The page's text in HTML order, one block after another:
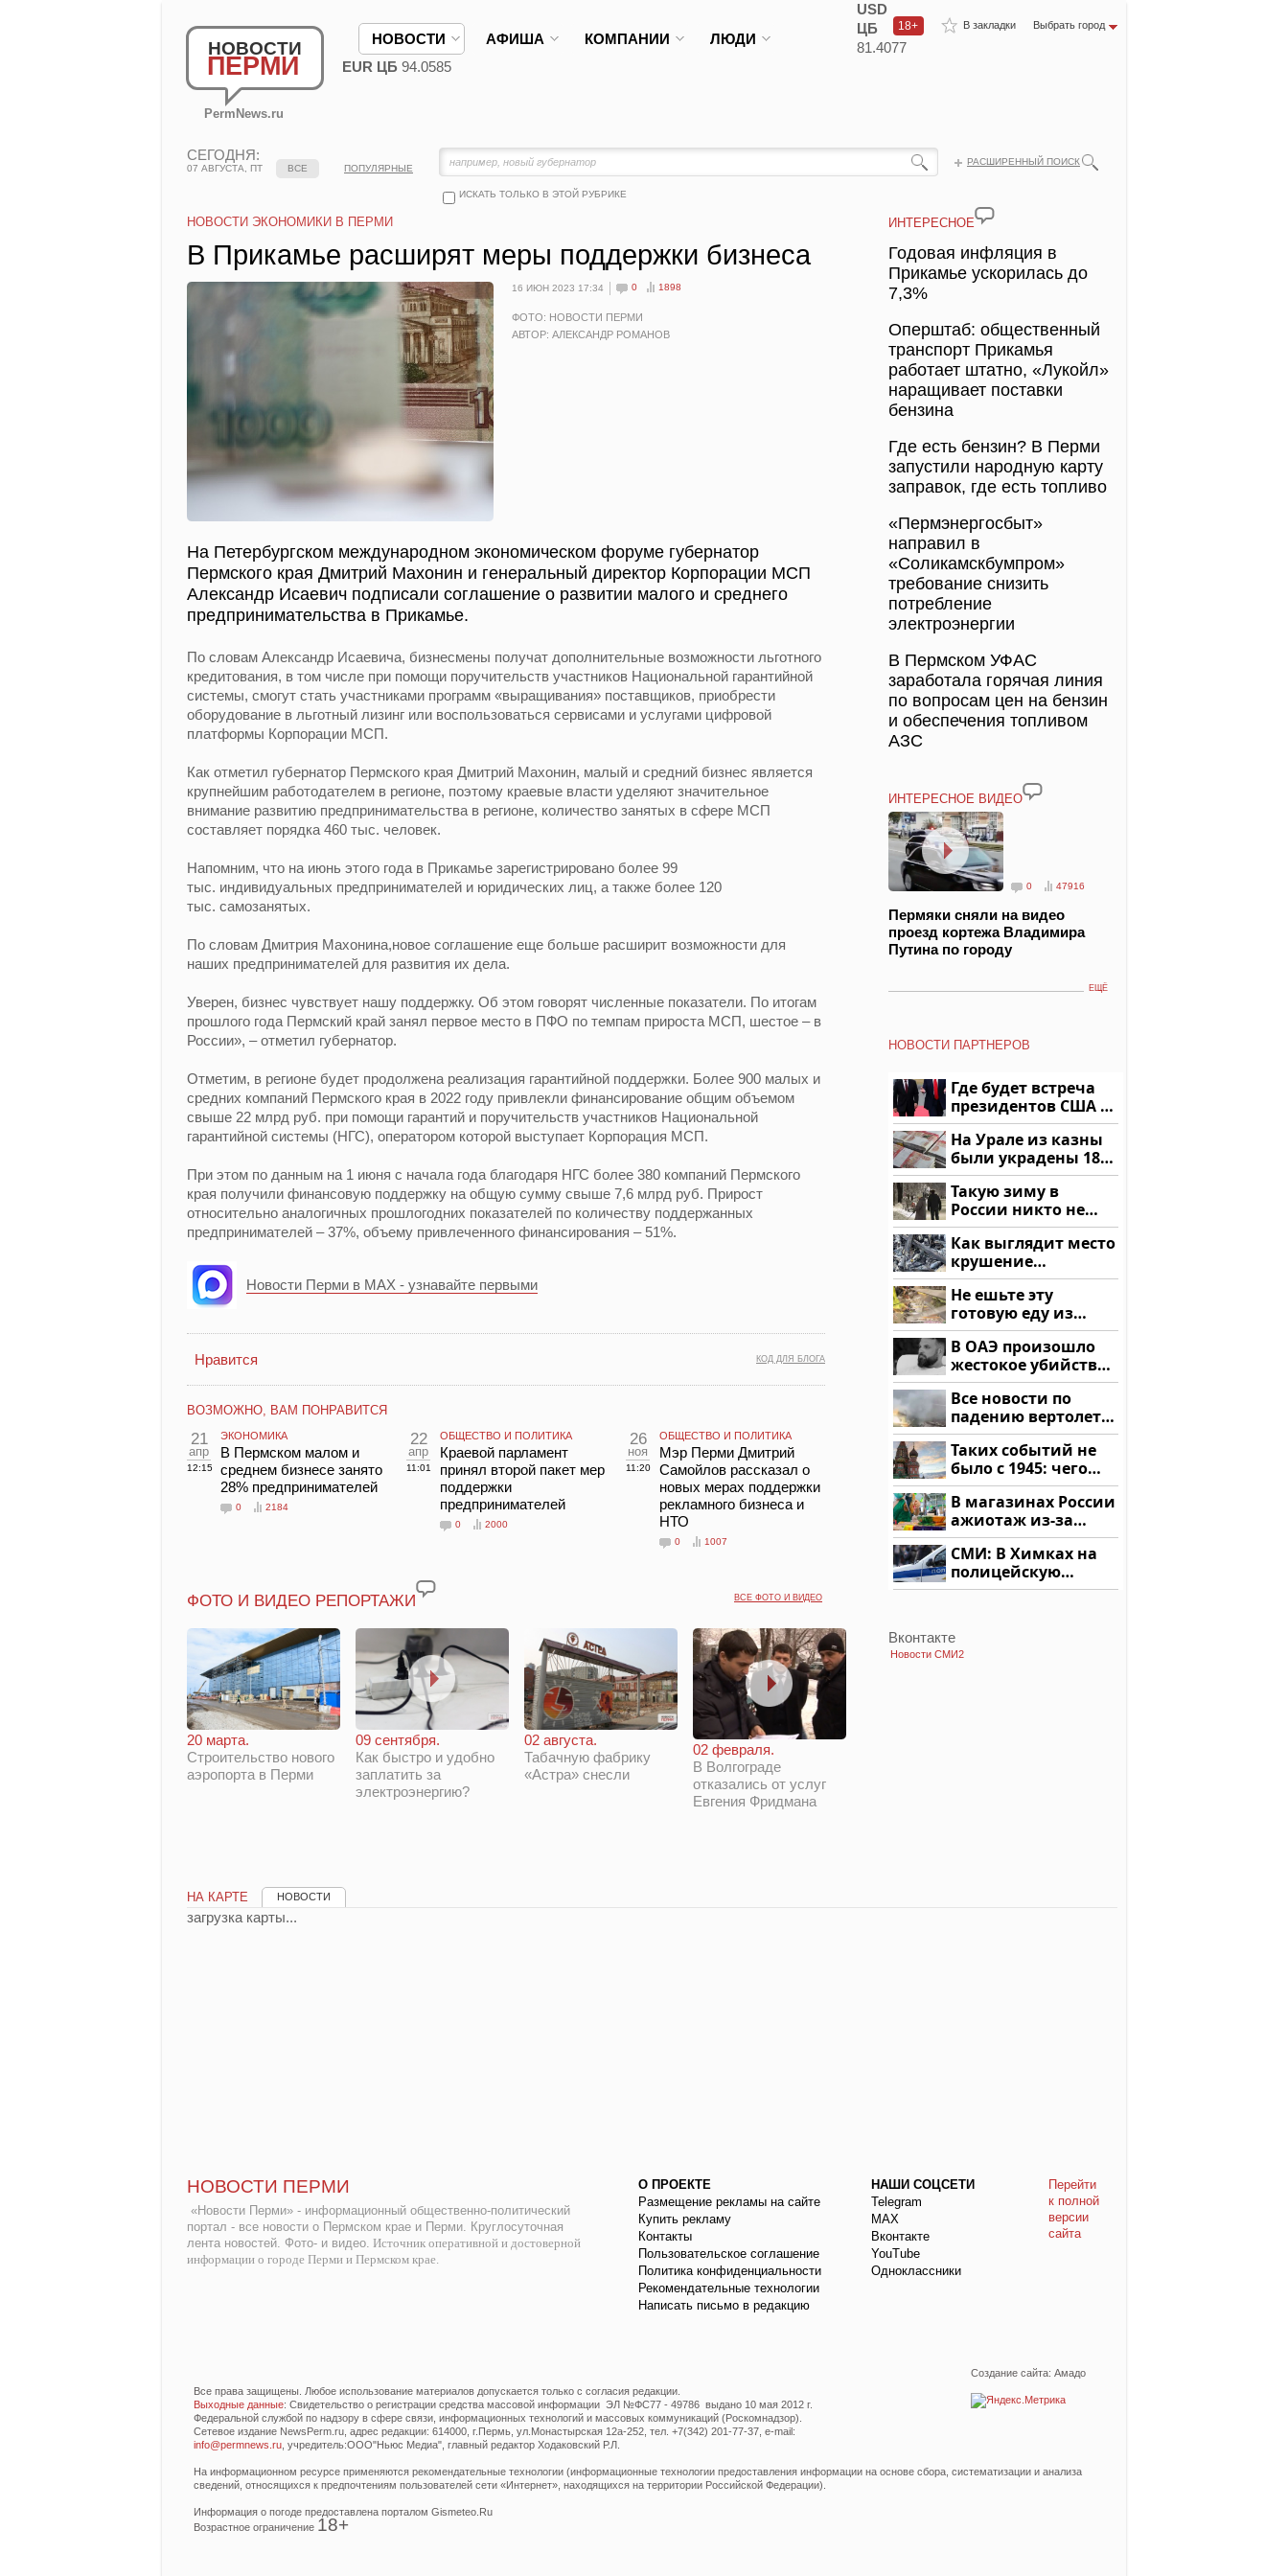
НОВОСТИ
ПЕРМИ
PermNews.ru
В закладки Выбрать город
18+
НОВОСТИ АФИША КОМПАНИИ ЛЮДИ
USD
ЦБ
81.4077
EUR ЦБ 94.0585
СЕГОДНЯ:
07 АВГУСТА, ПТ
РАСШИРЕННЫЙ ПОИСК
ИСКАТЬ ТОЛЬКО В ЭТОЙ РУБРИКЕ
ВСЕ ПОПУЛЯРНЫЕ
НОВОСТИ ЭКОНОМИКИ В ПЕРМИ
В Прикамье расширят меры поддержки бизнеса
16 ИЮН 2023 17:34 0 1898
ФОТО: НОВОСТИ ПЕРМИ
АВТОР: АЛЕКСАНДР РОМАНОВ
На Петербургском международном экономическом форуме губернатор
Пермского края Дмитрий Махонин и генеральный директор Корпорации МСП
Александр Исаевич подписали соглашение о развитии малого и среднего
предпринимательства в Прикамье.
По словам Александр Исаевича, бизнесмены получат дополнительные возможности льготного
кредитования, в том числе при помощи поручительств участников Национальной гарантийной
системы, смогут стать участниками программ «выращивания» поставщиков, приобрести
оборудование в льготный лизинг или воспользоваться сервисами и услугами цифровой
платформы Корпорации МСП.
Как отметил губернатор Пермского края Дмитрий Махонин, малый и средний бизнес является
крупнейшим работодателем в регионе, поэтому краевые власти уделяют значительное
внимание развитию предпринимательства в регионе, количество занятых в сфере МСП
составляет порядка 460 тыс. человек.
Напомним, что на июнь этого года в Прикамье зарегистрировано более 99
тыс. индивидуальных предпринимателей и юридических лиц, а также более 120
тыс. самозанятых.
По словам Дмитрия Махонина,новое соглашение еще больше расширит возможности для
наших предпринимателей для развития их дела.
Уверен, бизнес чувствует нашу поддержку. Об этом говорят численные показатели. По итогам
прошлого года Пермский край занял первое место в ПФО по темпам прироста МСП, шестое – в
России», – отметил губернатор.
Отметим, в регионе будет продолжена реализация гарантийной поддержки. Более 900 малых и
средних компаний Пермского края в 2022 году привлекли финансирование общим объемом
свыше 22 млрд руб. при помощи гарантий и поручительств участников Национальной
гарантийной системы (НГС), оператором которой выступает Корпорация МСП.
При этом по данным на 1 июня с начала года благодаря НГС более 380 компаний Пермского
края получили финансовую поддержку на общую сумму свыше 7,6 млрд руб. Прирост
относительно аналогичных прошлогодних показателей по количеству поддержанных
предпринимателей – 37%, объему привлеченного финансирования – 51%.
Новости Перми в MAX - узнавайте первыми
КОД ДЛЯ БЛОГА
Нравится
ВОЗМОЖНО, ВАМ ПОНРАВИТСЯ
21
апр
12:15
ЭКОНОМИКА
В Пермском малом и
среднем бизнесе занято
28% предпринимателей
0 2184
22
апр
11:01
ОБЩЕСТВО И ПОЛИТИКА
Краевой парламент
принял второй пакет мер
поддержки
предпринимателей
0 2000
26
ноя
11:20
ОБЩЕСТВО И ПОЛИТИКА
Мэр Перми Дмитрий
Самойлов рассказал о
новых мерах поддержки
рекламного бизнеса и
НТО
0 1007
ВСЕ ФОТО И ВИДЕО
ФОТО И ВИДЕО РЕПОРТАЖИ
20 марта.
Строительство нового
аэропорта в Перми
09 сентября.
Как быстро и удобно
заплатить за
электроэнергию?
02 августа.
Табачную фабрику
«Астра» снесли
02 февраля.
В Волгограде
отказались от услуг
Евгения Фридмана
ИНТЕРЕСНОЕ
Годовая инфляция в
Прикамье ускорилась до
7,3%
Оперштаб: общественный
транспорт Прикамья
работает штатно, «Лукойл»
наращивает поставки
бензина
Где есть бензин? В Перми
запустили народную карту
заправок, где есть топливо
«Пермэнергосбыт»
направил в
«Соликамскбумпром»
требование снизить
потребление
электроэнергии
В Пермском УФАС
заработала горячая линия
по вопросам цен на бензин
и обеспечения топливом
АЗС
ИНТЕРЕСНОЕ ВИДЕО
0 47916
Пермяки сняли на видео
проезд кортежа Владимира
Путина по городу
ЕЩЁ
НОВОСТИ ПАРТНЕРОВ
Где будет встреча
президентов США и
России: Европа?
На Урале из казны
были украдены 18
миллионов рублей
Такую зиму в
России никто не
ждал: как так?!
Как выглядит место
крушение
вертолета на
Кавказе: смотреть
Не ешьте эту
готовую еду из
магазина: список
В ОАЭ произошло
жестокое убийство
криптомиллионера
Все новости по
падению вертолета
на Кавказе: читать
здесь
Таких событий не
было с 1945: чего
ждать всем нам?
В магазинах России
ажиотаж из-за
этого продукта: что
купить?
СМИ: В Химках на
полицейскую
машину напали и
Вконтакте
Новости СМИ2
НА КАРТЕ НОВОСТИ
загрузка карты...
НОВОСТИ ПЕРМИ
«Новости Перми» - информационный общественно-политический
портал - все новости о Пермском крае и Перми. Круглосуточная
лента новостей. Фото- и видео. Источник оперативной и достоверной
информации о городе Перми и Пермском крае.
О ПРОЕКТЕ
Размещение рекламы на сайте
Купить рекламу
Контакты
Пользовательское соглашение
Политика конфиденциальности
Рекомендательные технологии
Написать письмо в редакцию
НАШИ СОЦСЕТИ
Telegram
МАХ
Вконтакте
YouTube
Одноклассники
Перейти
к полной
версии
сайта
Создание сайта: Амадо
Все права защищены. Любое использование материалов допускается только с согласия редакции.
Выходные данные: Свидетельство о регистрации средства массовой информации ЭЛ №ФС77 - 49786 выдано 10 мая 2012 г.
Федеральной службой по надзору в сфере связи, информационных технологий и массовых коммуникаций (Роскомнадзор).
Сетевое издание NewsPerm.ru, адрес редакции: 614000, г.Пермь, ул.Монастырская 12а-252, тел. +7(342) 201-77-37, e-mail:
info@permnews.ru , учредитель:ООО"Ньюс Медиа", главный редактор Ходаковский Р.Л.
На информационном ресурсе применяются рекомендательные технологии (информационные технологии предоставления информации на основе сбора, систематизации и анализа
сведений, относящихся к предпочтениям пользователей сети «Интернет», находящихся на территории Российской Федерации).
Информация о погоде предоставлена порталом Gismeteo.Ru
Возрастное ограничение 18+